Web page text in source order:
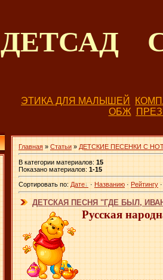
ДЕТСАД
ЭТИКА ДЛЯ МАЛЫШЕЙ
ОБЖ
Главная » Статьи » ДЕТСКИЕ ПЕСЕНКИ С
В категории материалов: 15
Показано материалов: 1-15
Сортировать по: Дате · Названию · Рейтингу ·
ДЕТСКАЯ ПЕСНЯ "ГДЕ БЫЛ,
Русская